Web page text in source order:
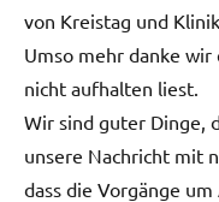
von Kreistag und
Umso mehr danke wir
nicht aufhalten liest.
Wir sind guter Dinge,
unsere Nachricht mit
dass die Vorgänge